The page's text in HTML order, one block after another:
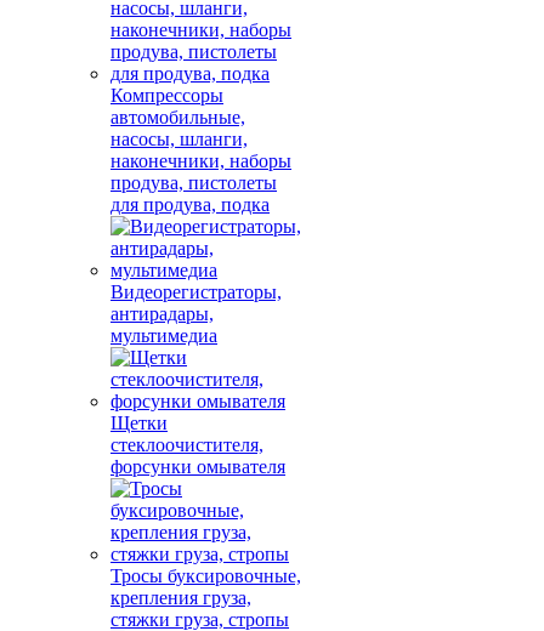
Компрессоры
автомобильные,
насосы, шланги,
наконечники, наборы
продува, пистолеты
для продува, подка
Видеорегистраторы,
антирадары,
мультимедиа
Щетки
стеклоочистителя,
форсунки омывателя
Тросы буксировочные,
крепления груза,
стяжки груза, стропы